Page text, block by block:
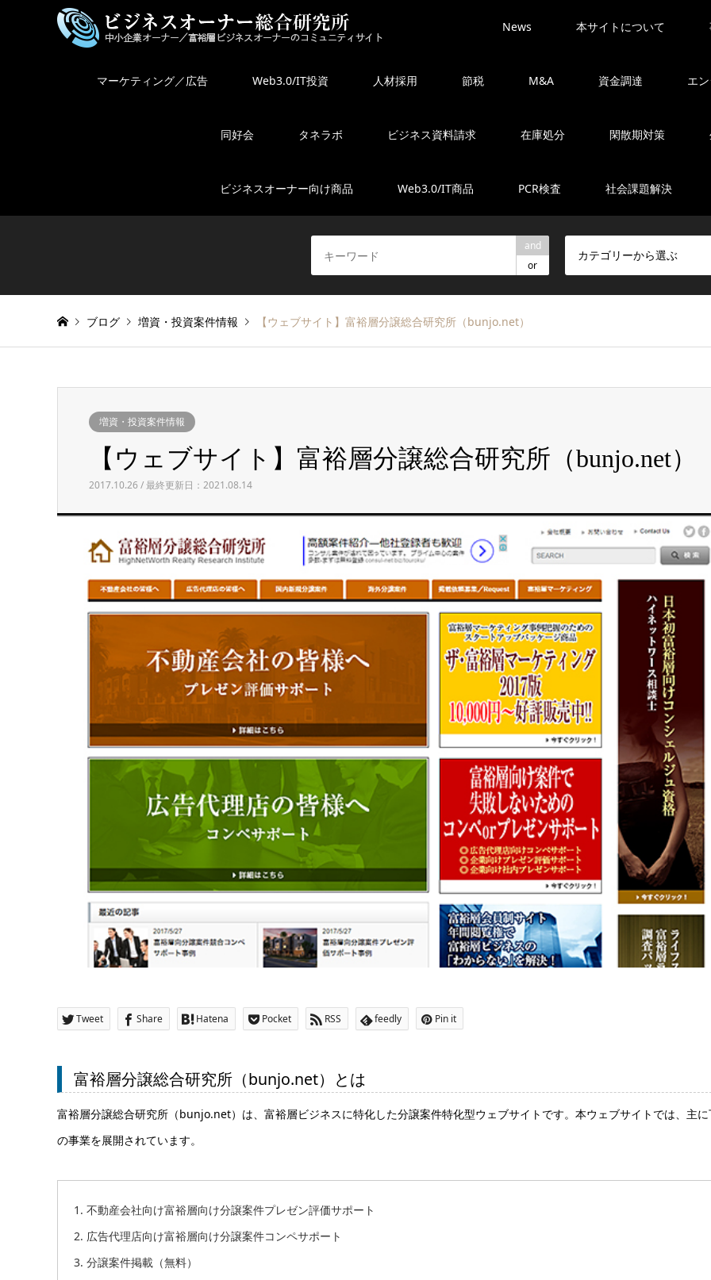
News 本サイトについて
マーケティング／広告 Web3.0/IT投資 人材採用 節税 M&A 資金調達 エ
同好会 タネラボ ビジネス資料請求 在庫処分 閑散期対策
ビジネスオーナー向け商品 Web3.0/IT商品 PCR検査 社会課題解決
and
or
カテゴリーから選ぶ
ブログ 増資・投資案件情報 【ウェブサイト】富裕層分譲総合研究所（bunjo.net）
増資・投資案件情報
【ウェブサイト】富裕層分譲総合研究所（bunjo.net）
2017.10.26 / 最終更新日：2021.08.14
Tweet Share Hatena Pocket RSS feedly Pin it
富裕層分譲総合研究所（bunjo.net）とは
富裕層分譲総合研究所（bunjo.net）は、富裕層ビジネスに特化した分譲案件特化型ウェブサイトです。本ウェブサイトでは、主
の事業を展開されています。
1. 不動産会社向け富裕層向け分譲案件プレゼン評価サポート
2. 広告代理店向け富裕層向け分譲案件コンペサポート
3. 分譲案件掲載（無料）